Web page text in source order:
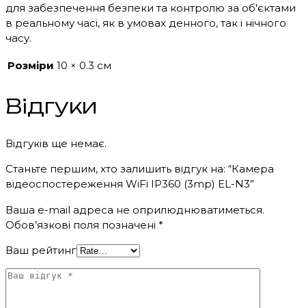
для забезпечення безпеки та контролю за об'єктами
в реальному часі, як в умовах денного, так і нічного
часу.
Розміри 10 × 0.3 см
Відгуки
Відгуків ще немає.
Станьте першим, хто залишить відгук на: “Камера
відеоспостереження WiFi IP360 (3mp) EL-N3”
Ваша e-mail адреса не оприлюднюватиметься.
Обов’язкові поля позначені *
Ваш рейтинг